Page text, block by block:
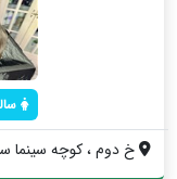
خ دوم ، كوچه سينما